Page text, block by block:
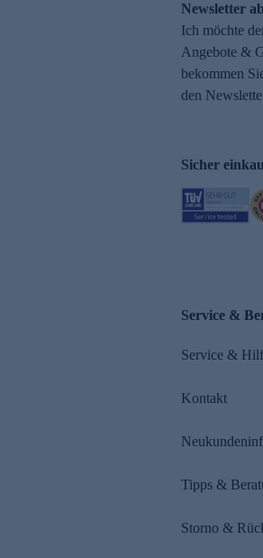
Newsletter
Ich möchte
Angebote &
bekommen
den
Sicher
Service &
Service &
Kontakt
Tipps &
Storno &